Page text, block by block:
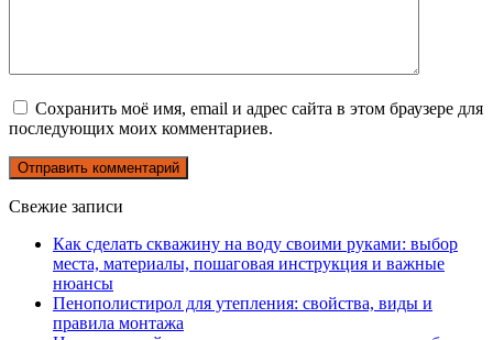
Сохранить моё имя, email и адрес сайта в этом браузере для
последующих моих комментариев.
Свежие записи
Как сделать скважину на воду своими руками: выбор
места, материалы, пошаговая инструкция и важные
нюансы
Пенополистирол для утепления: свойства, виды и
правила монтажа